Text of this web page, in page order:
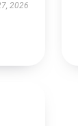
2026